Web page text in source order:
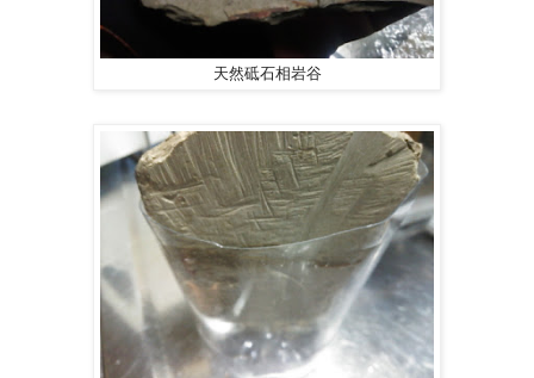
天然砥石相岩谷